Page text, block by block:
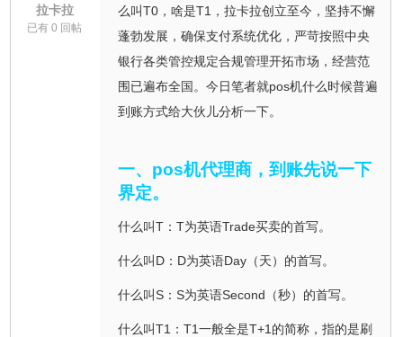
拉卡拉
已有 0 回帖
么叫T0，啥是T1，拉卡拉创立至今，坚持不懈
蓬勃发展，确保支付系统优化，严苛按照中央
银行各类管控规定合规管理开拓市场，经营范
围已遍布全国。今日笔者就pos机什么时候普遍
到账方式给大伙儿分析一下。
一、pos机代理商，到账先说一下
界定。
什么叫T：T为英语Trade买卖的首写。
什么叫D：D为英语Day（天）的首写。
什么叫S：S为英语Second（秒）的首写。
什么叫T1：T1一般全是T+1的简称，指的是刷